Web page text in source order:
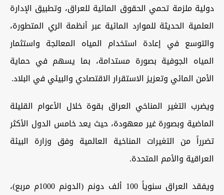
دولية ملزمة تحمي الحقوق المائية للعراق، وتطبيق الإدارة
العلمية الحديثة للموارد المائية عبر أنظمة الري المتطورة،
والتوسع في إعادة استخدام المياه المعالجة واستثمار
المياه الجوفية بصورة مستدامة، بما يسهم في حماية
الأمن المائي وتعزيز الاستقرار الاقتصادي والبيئي في البلاد.
ويضرب التغير المناخي العراق بقوة خلال الأعوام القليلة
الماضية وبصورة غير معهودة، حيث يعد خامس الدول الأكثر
تضرراً من التغيرات المناخية العالمية وفق وزارة البيئة
العراقية والأمم المتحدة.
ويفقد العراق سنوياً 100 ألف دونم (الدونم 1000م مربع)،